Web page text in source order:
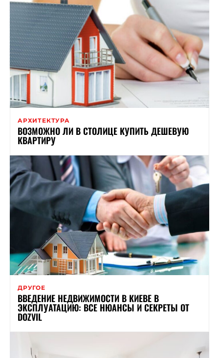
АРХИТЕКТУРА
ВОЗМОЖНО ЛИ В СТОЛИЦЕ КУПИТЬ ДЕШЕВУЮ
КВАРТИРУ
ДРУГОЕ
ВВЕДЕНИЕ НЕДВИЖИМОСТИ В КИЕВЕ В
ЭКСПЛУАТАЦИЮ: ВСЕ НЮАНСЫ И СЕКРЕТЫ ОТ
DOZVIL